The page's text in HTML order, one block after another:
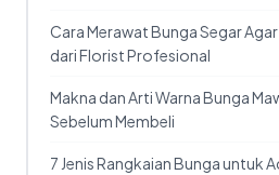
Cara Merawat Bunga Segar
dari Florist Profesional
Makna dan Arti Warna Bunga
Sebelum Membeli
7 Jenis Rangkaian Bunga untuk